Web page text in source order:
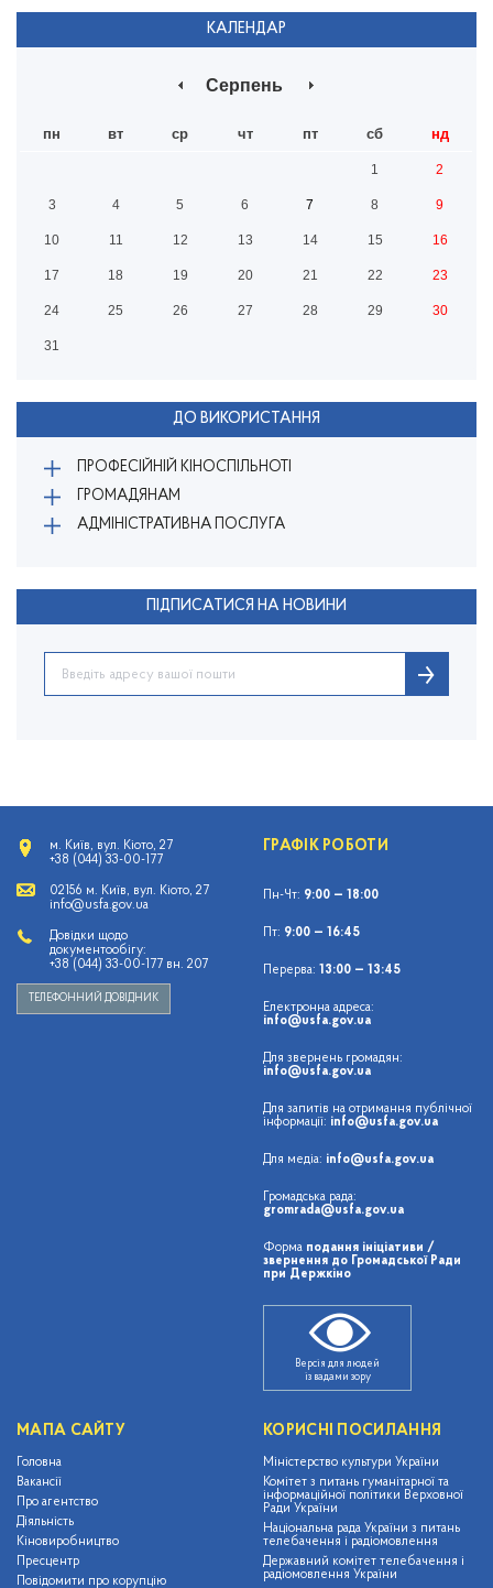
КАЛЕНДАР
Серпень
пн вт ср чт пт сб нд
1 2
3 4 5 6 7 8 9
10 11 12 13 14 15 16
17 18 19 20 21 22 23
24 25 26 27 28 29 30
31
ДО ВИКОРИСТАННЯ
ПРОФЕСІЙНІЙ КІНОСПІЛЬНОТІ
ГРОМАДЯНАМ
АДМІНІСТРАТИВНА ПОСЛУГА
ПІДПИСАТИСЯ НА НОВИНИ
м. Київ, вул. Кіото, 27
+38 (044) 33-00-177
02156 м. Київ, вул. Кіото, 27
info@usfa.gov.ua
Довідки щодо
документообігу:
+38 (044) 33-00-177 вн. 207
ТЕЛЕФОННИЙ ДОВІДНИК
ГРАФІК РОБОТИ
Пн-Чт: 9:00 — 18:00
Пт: 9:00 — 16:45
Перерва: 13:00 — 13:45
Електронна адреса:
info@usfa.gov.ua
Для звернень громадян:
info@usfa.gov.ua
Для запитів на отримання публічної
інформації: info@usfa.gov.ua
Для медіа: info@usfa.gov.ua
Громадська рада:
gromrada@usfa.gov.ua
Форма подання ініціативи /
звернення до Громадської Ради
при Держкіно
Версія для людей
із вадами зору
МАПА САЙТУ
Головна
Вакансії
Про агентство
Діяльність
Кіновиробництво
Пресцентр
Повідомити про корупцію
КОРИСНІ ПОСИЛАННЯ
Міністерство культури України
Комітет з питань гуманітарної та
інформаційної політики Верховної
Ради України
Національна рада України з питань
телебачення і радіомовлення
Державний комітет телебачення і
радіомовлення України